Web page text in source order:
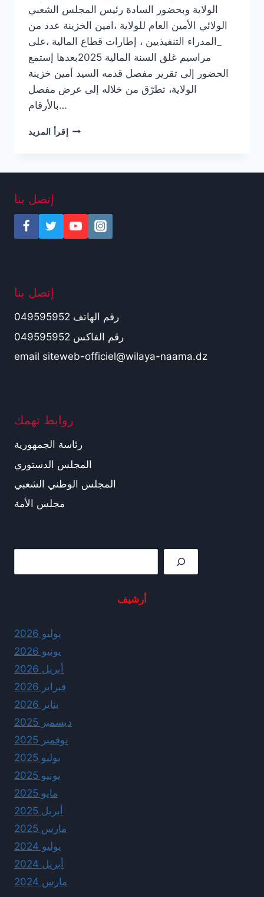
الولاية وبحضور السادة رئيس المجلس الشعبي
الولائي الأمين العام للولاية ،امين الخزينة عدد من
_المدراء التنفيذيين ، إطارات قطاع المالية ،على
مراسيم غلق السنة المالية 2025بعدها إستمع
الحضور إلى تقرير مفصل قدمه السيد أمين خزينة
الولاية، تطرّق من خلاله إلى عرض مفصل
بالأرقام…
إقرأ المزيد ARTICLE
إتصل بنا
إتصل بنا
رقم الهاتف 049595952
رقم الفاكس 049595952
email siteweb-officiel@wilaya-naama.dz
روابط تهمك
رئاسة الجمهورية
المجلس الدستوري
المجلس الوطني الشعبي
مجلس الأمة
أرشيف
يوليو 2026
يونيو 2026
أبريل 2026
فبراير 2026
يناير 2026
ديسمبر 2025
نوفمبر 2025
يوليو 2025
يونيو 2025
مايو 2025
أبريل 2025
مارس 2025
يوليو 2024
أبريل 2024
مارس 2024